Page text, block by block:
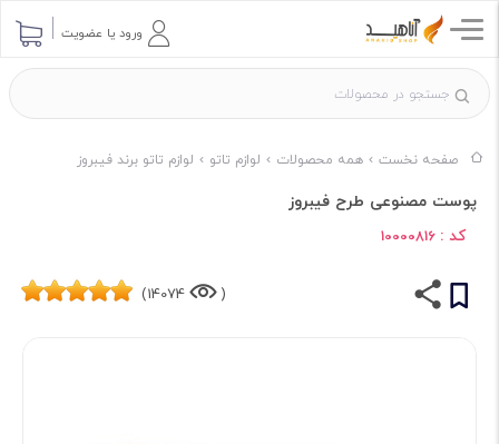
ورود یا عضویت
صفحه نخست همه محصولات لوازم تاتو لوازم تاتو برند فیبروز
پوست مصنوعی طرح فیبروز
کد : 10000816
(
14074)